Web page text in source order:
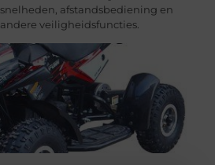
snelheden, afstandsbediening en
andere veiligheidsfuncties.